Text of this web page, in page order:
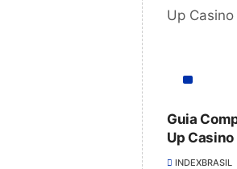
Guia
Up Casino
INDEXBRASIL